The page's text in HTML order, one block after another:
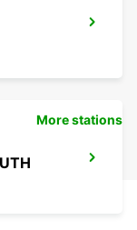
More stations